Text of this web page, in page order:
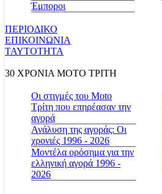
Έμποροι
ΠΕΡΙΟΔΙΚΟ
ΕΠΙΚΟΙΝΩΝΙΑ
ΤΑΥΤΟΤΗΤΑ
30 ΧΡΟΝΙΑ MOTO ΤΡΙΤΗ
Οι στιγμές του Moto
Τρίτη που επηρέασαν την
αγορά
Ανάλυση της αγοράς: Οι
χρονιές 1996 - 2026
Μοντέλα ορόσημα για την
ελληνική αγορά 1996 -
2026